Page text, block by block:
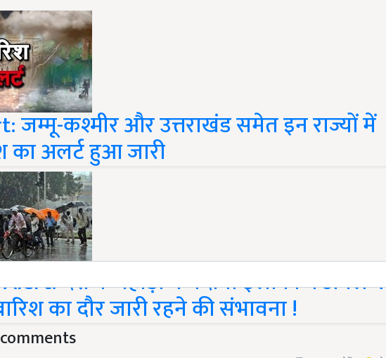
जम्मू-कश्मीर और उत्तराखंड समेत इन राज्यों में
का अलर्ट हुआ जारी
देश के पहाड़ी व मैदानी इलाकों में अगले 4
का दौर जारी रहने की संभावना !